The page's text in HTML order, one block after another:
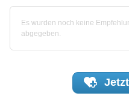
Es wurden noch keine
abgegeben.
Jetzt